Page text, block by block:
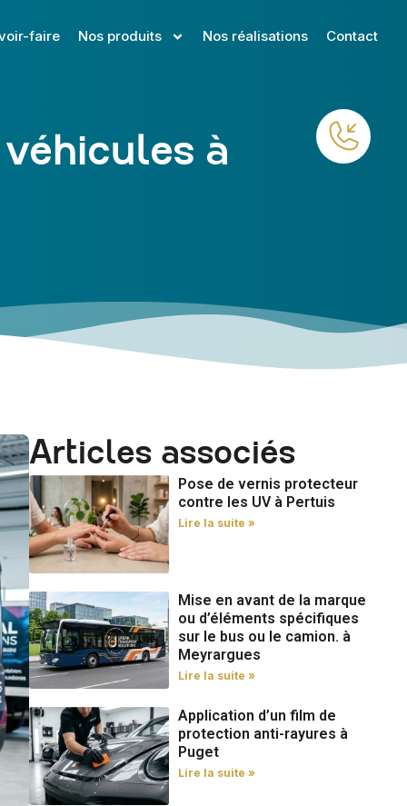
faire Nos produits Nos réalisations Contact
à
Articles associés
Pose de vernis protecteur
contre les UV à Pertuis
Lire la suite »
Mise en avant de la marque
ou d’éléments spécifiques
sur le bus ou le camion. à
Meyrargues
Lire la suite »
Application d’un film de
protection anti-rayures à
Puget
Lire la suite »